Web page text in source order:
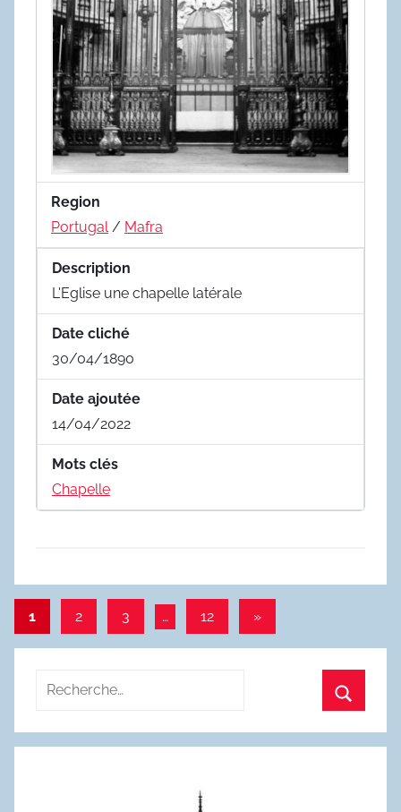
Region
Portugal/ Mafra
Description
L'Eglise une chapelle latérale
Date cliché
30/04/1890
Date ajoutée
14/04/2022
Mots clés
Chapelle
Pagination
des
publications
1 2 3 … 12
Articles
»
Recherche
: